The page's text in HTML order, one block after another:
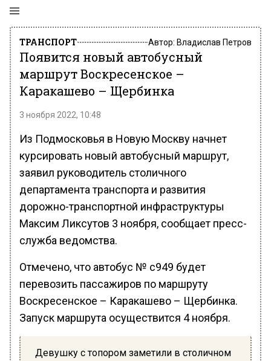
ТРАНСПОРТ Автор: Владислав Петров
Появится новый автобусный
маршрут Воскресенское –
Каракашево – Щербинка
3 ноября 2022, 10:48
Из Подмосковья в Новую Москву начнет
курсировать новый автобусный маршрут,
заявил руководитель столичного
департамента транспорта и развития
дорожно-транспортной инфраструктуры
Максим Ликсутов 3 ноября, сообщает пресс-
служба ведомства.
Отмечено, что автобус № с949 будет
перевозить пассажиров по маршруту
Воскресенское – Каракашево – Щербинка.
Запуск маршрута осуществится 4 ноября.
Девушку с топором заметили в столичном